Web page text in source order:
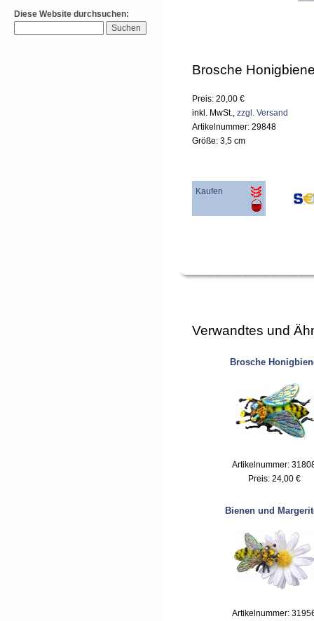
Diese Website durchsuchen:
Brosche
Preis: 20,00 €
inkl. MwSt., zzgl. Versand
Artikelnummer: 29848
Größe: 3,5 cm
Kaufen
Verwandtes und
Brosche
Artikelnummer:
Preis: 24,00 €
Bienen und
Artikelnummer: